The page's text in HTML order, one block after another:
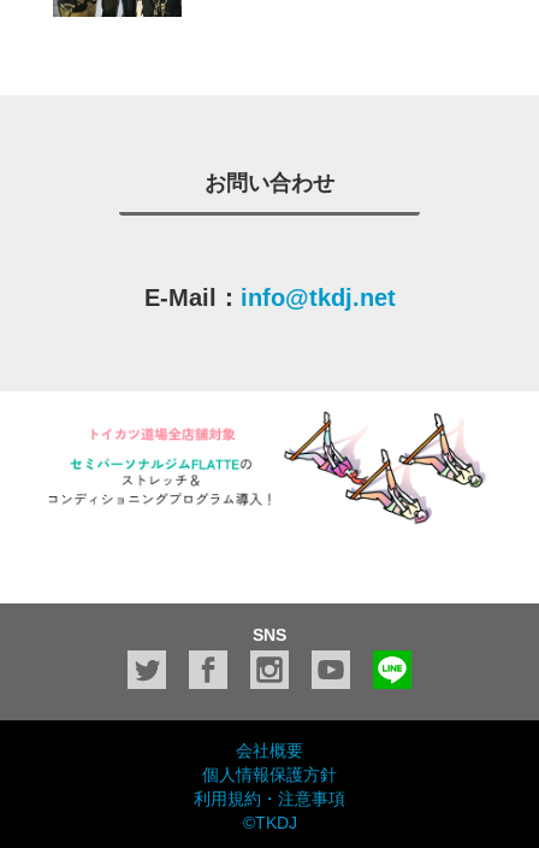
お問い合わせ
E-Mail： info@tkdj.net
SNS
会社概要
個人情報保護方針
利用規約・注意事項
©TKDJ